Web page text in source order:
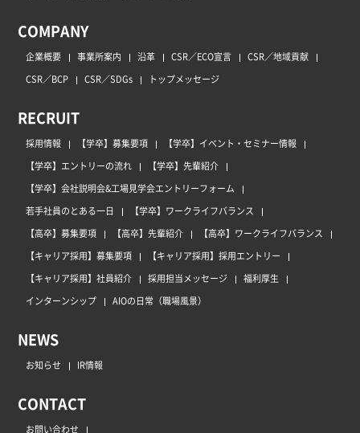
COMPANY
企業概要 事業所案内 沿革 CSR／ECO宣言
CSR／地域貢献
CSR／BCP
CSR／SDGs トップメッセージ
RECRUIT
採用情報 【学卒】募集要項
【学卒】イベント・セミナー情報
【学卒】エントリーの流れ
【学卒】先輩紹介
【学卒】会社説明会&工場見学会エントリーフォーム
若手社員のとある一日
【学卒】ワークライフバランス
【高卒】募集要項
【高卒】先輩紹介
【高卒】ワークライフバランス
【キャリア採用】募集要項
【キャリア採用】採用エントリー
【キャリア採用】社員紹介
採用担当メッセージ
福利厚生
インターンシップ
AIOの日常（職場風景）
NEWS
お知らせ IR情報
CONTACT
お問い合わせ